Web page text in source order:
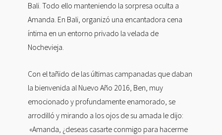
Bali. Todo ello manteniendo la sorpresa oculta a
Amanda. En Bali, organizó una encantadora cena
íntima en un entorno privado la velada de
Nochevieja.
Con el tañido de las últimas campanadas que daban
la bienvenida al Nuevo Año 2016, Ben, muy
emocionado y profundamente enamorado, se
arrodilló y mirando a los ojos de su amada le dijo:
«Amanda, ¿deseas casarte conmigo para hacerme